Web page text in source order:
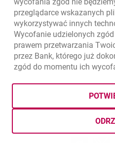
GBP
7.08.2026, 12:53:25
Ochrona danychotwiera się w
Ustawienia
Mapa
© Bank
przeglądarce wskazanych
wykorzystywać innych
Wycofanie udzielonych
prawem przetwarzania
przez Bank, którego już
zgód do momentu ich